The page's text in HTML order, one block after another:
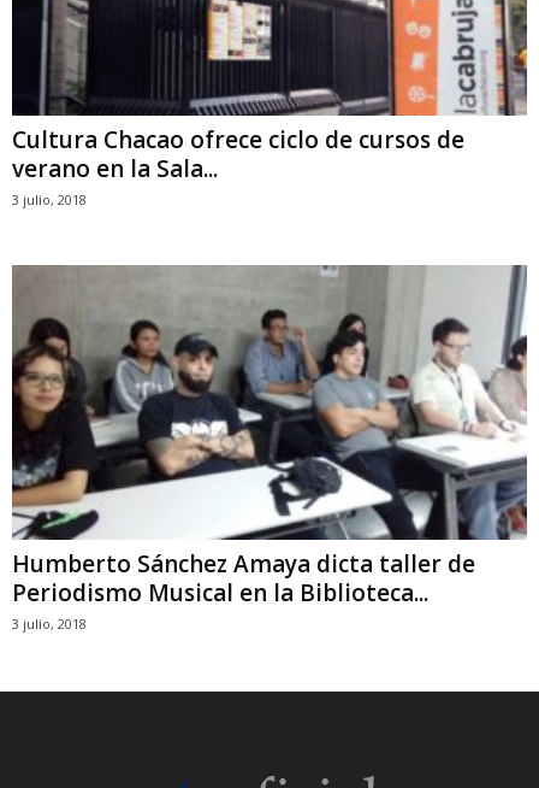
Cultura Chacao ofrece ciclo de cursos de
verano en la Sala...
3 julio, 2018
Humberto Sánchez Amaya dicta taller de
Periodismo Musical en la Biblioteca...
3 julio, 2018